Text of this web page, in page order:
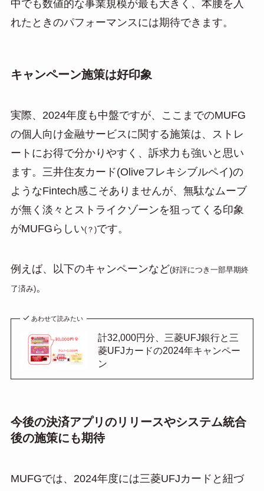
中でも数値的な事業規模が最も大きく、本腰を入
れたときのパフォーマンスには期待できます。
キャンペーン施策は好印象
実際、2024年度も中盤ですが、ここまでのMUFG
の個人向け金融サービスに関する施策は、ストレ
ートにお得で分かりやすく、訴求力も強いと思い
ます。三井住友カード(Oliveフレキシブルペイ)の
ようなFintech感こそありませんが、無駄なムーブ
が無く淡々とストライクゾーンを狙ってくる印象
がMUFGらしい(？)です。
例えば、以下のキャンペーンなど(好評につき一部早期終
了済み)。
あわせて読みたい
計32,000円分、三菱UFJ銀行と三
菱UFJカードの2024年キャンペー
ン
今後の決済アプリのリリースやシステム統合
後の施策にも期待
MUFGでは、2024年度には三菱UFJカードと紐づ